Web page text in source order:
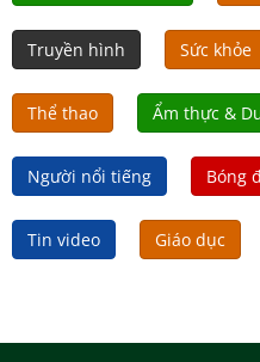
Truyền hình Sức khỏe
Thể thao Ẩm thực &
Người nổi tiếng Bóng
Tin video Giáo dục